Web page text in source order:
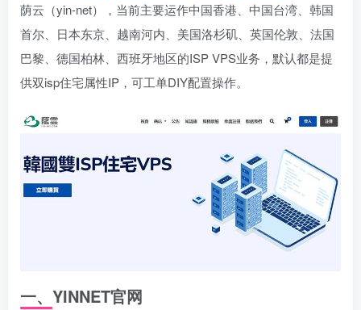
荫云（yin-net），当前主要运作中国香港、中国台湾、韩国
首尔、日本东京、越南河内、美国洛杉矶、英国伦敦、法国
巴黎、德国柏林、西班牙地区的ISP VPS业务，默认都是提
供双isp住宅属性IP，可工单DIY配置操作。
一、YINNET官网